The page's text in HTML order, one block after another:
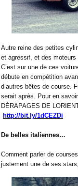
Autre reine des petites
et agressif, et des
C’est sur une de ces
débute en compétition
d’autres bêtes de course.
serait après. Pour en
DÉRAPAGES DE
http://bit.ly/1dCEZDi
De belles italiennes…
Comment parler de
justement une de ses